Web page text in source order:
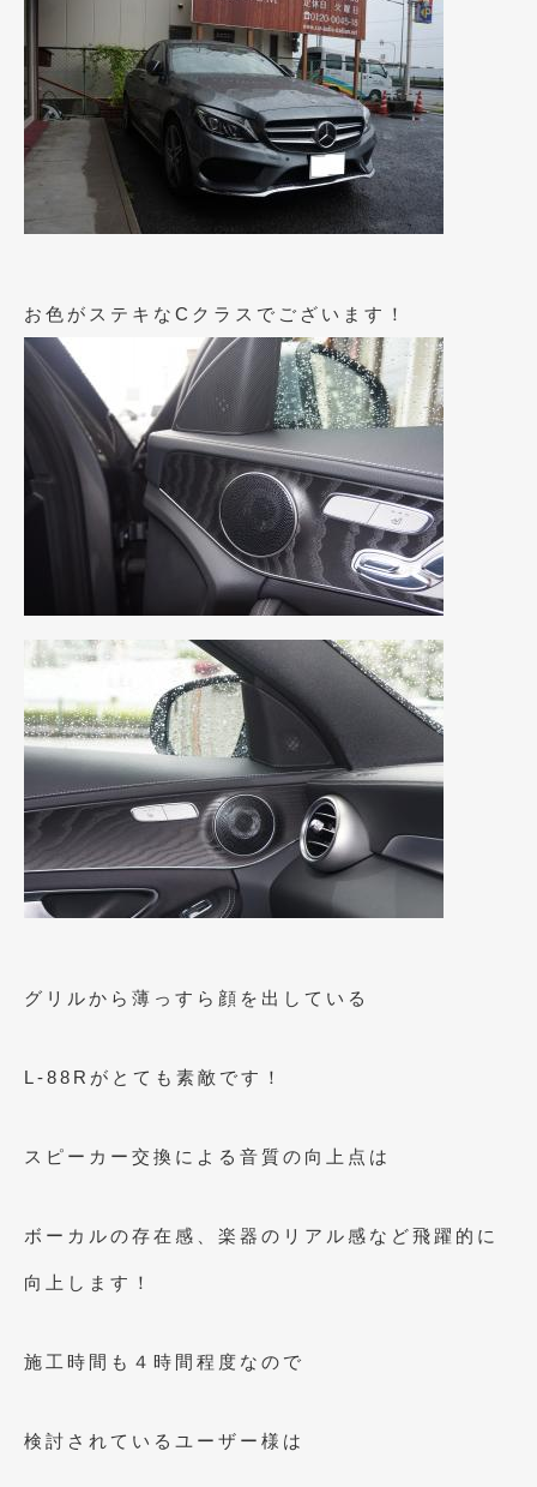
2019年4月(6)
2019年3月(1)
2019年2月 (6)
2019年1月 (5)
2018年12月
2018年10月(4)
2018年9月 (8)
2018年8月(6)
2018年7月(2)
2018年6月(7)
2018年4月(2)
(4)
2018年2月(8)
2018年1月(3)
2017年12月(5)
2017年11月(4)
2017年10月(5)
2017年9月(5)
2017年8月(6)
(5)
2017年3月(2)
2017年1月(12)
2016年12月
2016年9月(5)
お色がステキなCクラスでございます！
グリルから薄っすら顔を出している
L-88Rがとても素敵です！
スピーカー交換による音質の向上点は
ボーカルの存在感、楽器のリアル感など飛躍的に
向上します！
施工時間も４時間程度なので
検討されているユーザー様は